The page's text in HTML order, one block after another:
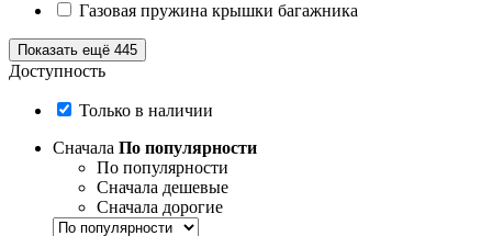
Газовая пружина крышки багажника
Показать ещё 445
Доступность
Только в наличии
Сначала По популярности
По популярности
Сначала дешевые
Сначала дорогие